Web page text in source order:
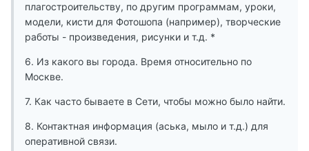
плагостроительству, по другим программам, уроки,
модели, кисти для Фотошопа (например), творческие
работы - произведения, рисунки и т.д. *
6. Из какого вы города. Время относительно по
Москве.
7. Как часто бываете в Сети, чтобы можно было найти.
8. Контактная информация (аська, мыло и т.д.) для
оперативной связи.